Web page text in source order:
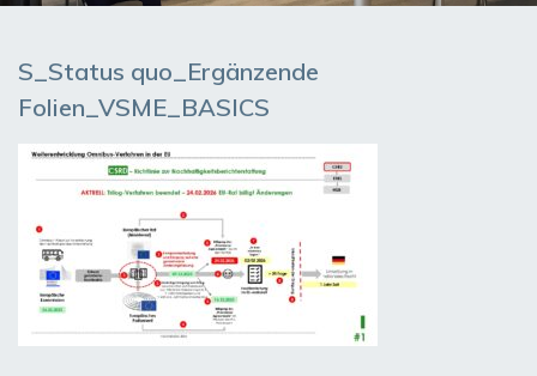
S_Status quo_Ergänzende
Folien_VSME_BASICS